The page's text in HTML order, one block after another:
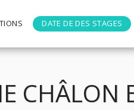
DATE DE DES STAGES
CHÂLON